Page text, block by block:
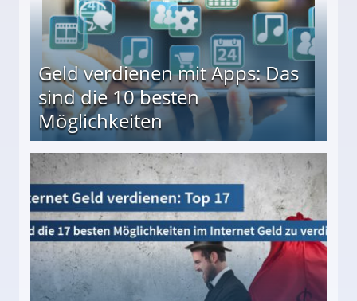
Geld verdienen mit Apps: Das
sind die 10 besten
Möglichkeiten
besten Möglichkeiten